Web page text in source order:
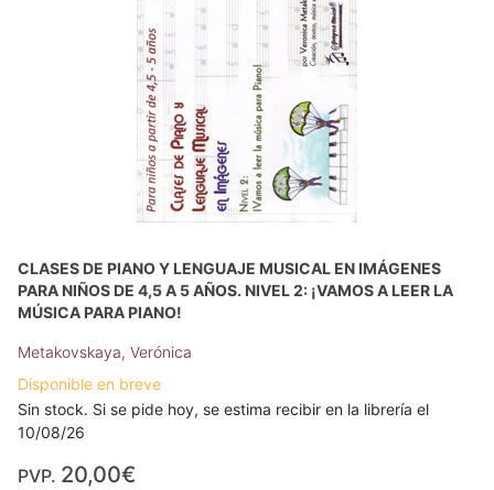
CLASES DE PIANO Y LENGUAJE MUSICAL EN IMÁGENES
PARA NIÑOS DE 4,5 A 5 AÑOS. NIVEL 2: ¡VAMOS A LEER LA
MÚSICA PARA PIANO!
Metakovskaya, Verónica
Disponible en breve
Sin stock. Si se pide hoy, se estima recibir en la librería el
10/08/26
PVP. 20,00€